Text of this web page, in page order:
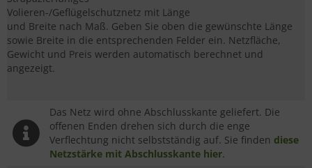
Volieren-/Geflügelschutznetz mit Länge
und Breite nach Maß. Geben Sie oben die gewünschte Länge
sowie Breite in die entsprechenden Felder ein. Netzfläche,
Gewicht und Preis werden automatisch berechnet und
angezeigt.
Das Netz wird ohne Abschlusskante geliefert. Die
offenen Enden drehen sich durch die enge
Verflechtung nicht selbstständig auf. Sie finden diese
Netzstärke mit Abschlusskante hier.